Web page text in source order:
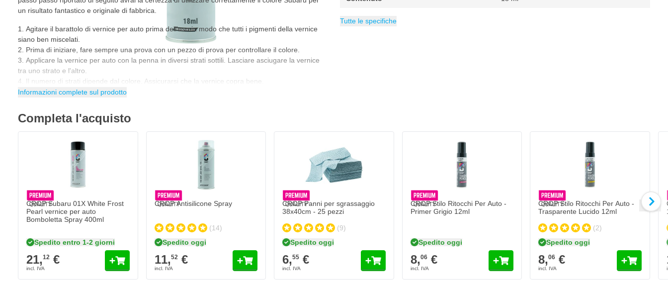
un risultato fantastico e originale di fabbrica.
Agitare il barattolo di vernice per auto prima dell'uso in modo che tutti i pigmenti della vernice
siano ben miscelati.
Prima di iniziare, fare sempre una prova con un pezzo di prova per controllare il colore.
Applicare la vernice per auto con la penna in diversi strati sottili. Lasciare asciugare la vernice
tra uno strato e l'altro.
Il numero di strati dipende dal colore. Assicurarsi che la vernice copra bene.
Applicato l'ultimo strato? Ora lasciate che la vernice si asciughi completamente. Il tempo di
strato.
Suggerimento: quando si utilizza la penna per vernice per auto, si consiglia di indossare sempre
guanti in nitrile.
Applicare il trasarente dopo il White Frost Pearl Subaru
Vuoi proteggere immediatamente il colore appena applicato dagli agenti esterni, proprio come
l'auto originale di fabbrica? Quindi rifinire Subaru White Frost Pearl con un pennarello trasparente.
Questo trasparente funziona come una vernice che protegge il colore da tutti gli agenti atmosferici
come pioggia acida e sale, ma anche da graffi, pietrisco, urti, benzina, diesel e altri prodotti
chimici.
Caratteristiche della vernice per ritocchi di Subaru 01X White Frost Pearl
Il colore Subaru 01X White Frost Pearl è personalizzato originale di fabbrica
Vernice per auto ad asciugatura rapida, resistente al 100% ai colori
La vernice High Solid garantisce un'elevata copertura
Penna laccata con pennello privo di pelucchi
Informazioni complete sul prodotto
Copertura minima m²
Copertura massima m²
Categoria
Tutte le specifiche
Completa l'acquisto
CROP Subaru 01X White Frost
Pearl vernice per auto
Bomboletta Spray 400ml
Spedito entro 1-2 giorni
21,12 €
CROP Antisilicone Spray
(14)
Spedito oggi
11,52€
CROP Panni per sgrassaggio
38x40cm - 25 pezzi
(9)
Spedito oggi
6,55 €
CROP Stilo Ritocchi Per Auto -
Primer Grigio 12ml
Spedito oggi
8,06€
CROP Stilo Ritocchi Per Auto -
Trasparente Lucido 12ml
(2)
Spedito oggi
8,06 €